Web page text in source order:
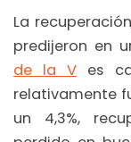
La
predijeron en
de la V es
relativamente
un 4,3%,